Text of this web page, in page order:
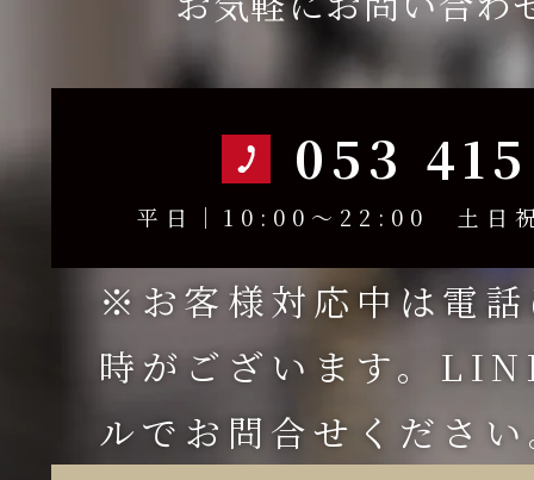
053
平日｜10:00～22:00 土日
※お客様対応中は電
時がございます。
ルでお問合せくださ